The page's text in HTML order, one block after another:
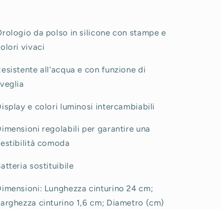
da polso in silicone con stampe e
vivaci
all'acqua e con funzione di
e colori luminosi intercambiabili
regolabili per garantire una
comoda
sostituibile
Lunghezza cinturino 24 cm;
cinturino 1,6 cm; Diametro (cm)